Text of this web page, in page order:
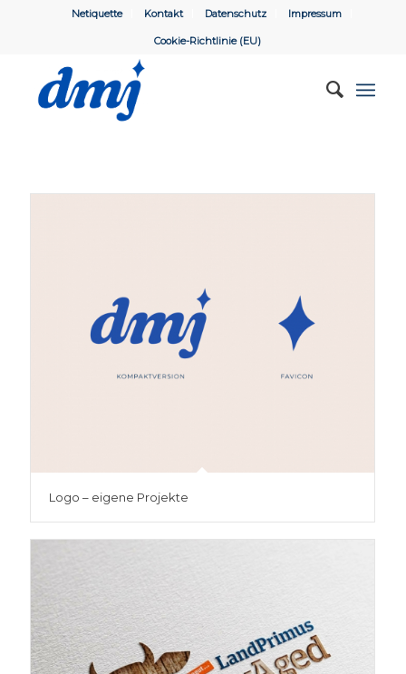
Netiquette Kontakt Datenschutz Impressum
Cookie-Richtlinie (EU)
Logo – eigene Projekte